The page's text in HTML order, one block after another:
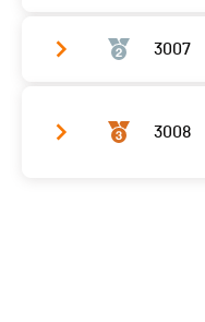
Meilleur tour 3007
Meilleur tour
3008